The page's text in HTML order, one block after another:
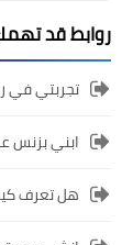
روابط قد
تجربتي في
ابني بزنس
هل تعرف